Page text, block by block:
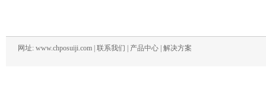
网址: www.chposuiji.com | 联系我们 产品中心 解决方案